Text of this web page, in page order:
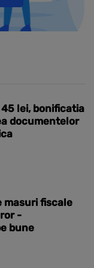
lei, bonificatia
documentelor
masuri fiscale
-
bune